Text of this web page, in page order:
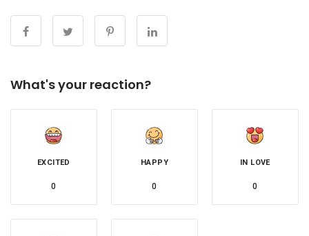
What's your reaction?
EXCITED
0
HAPPY
0
IN LOVE
0